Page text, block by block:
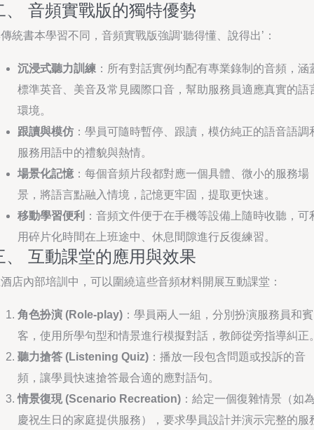
、 音頻實戰版的獨特優勢
統書本學習不同，音頻實戰版強調‘聽得懂、說得出’：
沉浸式聽力訓練 ：所有對話實例均配有專業錄制的音頻，涵
標準英音、美音及常見國際口音，幫助服務員適應真實的語
環境。
跟讀與模仿 ：學員可隨時暫停、跟讀，模仿純正的語音語調
服務用語中的禮貌與熱情。
場景化記憶 ：每個音頻片段都對應一個具體、微小的服務場
景，將語言點融入情境，記憶更牢固，提取更快速。
移動學習便利
：音頻文件便于在手機等設備上隨時收聽，可
用碎片化時間在上班途中、休息間隙進行反復練習。
、 互動課堂的應用與效果
店內部培訓中，可以圍繞這些音頻材料開展互動課堂：
角色扮演 (Role-play) ：學員兩人一組，分別扮演服務員和賓
客，使用所學句型和情景進行模擬對話，教師從旁指導糾正
聽力搶答 (Listening Quiz) ：播放一段包含問題或投訴的音
頻，讓學員快速搶答最合適的應對語句。
情景復現 (Scenario Recreation) ：給定一個復雜情景（如
慶祝生日的家庭提供服務），要求學員設計并演示完整的服